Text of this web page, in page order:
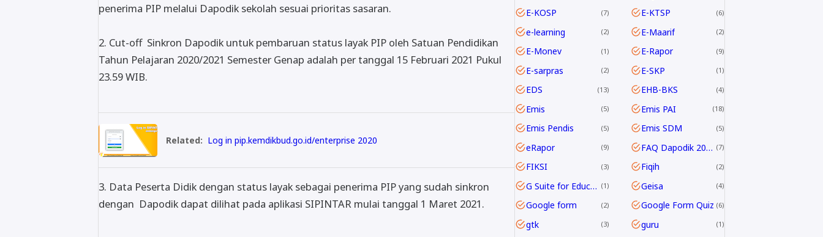
penerima PIP melalui Dapodik sekolah sesuai prioritas sasaran.
2. Cut-off Sinkron Dapodik untuk pembaruan status layak PIP oleh Satuan Pendidikan
Tahun Pelajaran 2020/2021 Semester Genap adalah per tanggal 15 Februari 2021 Pukul
23.59 WIB.
Related: Log in pip.kemdikbud.go.id/enterprise 2020
3. Data Peserta Didik dengan status layak sebagai penerima PIP yang sudah sinkron
dengan Dapodik dapat dilihat pada aplikasi SIPINTAR mulai tanggal 1 Maret 2021.
E-KOSP 7 E-KTSP 6
e-learning 2 E-Maarif 2
E-Monev 1 E-Rapor 9
E-sarpras 2 E-SKP 1
EDS 13 EHB-BKS 4
Emis 5 Emis PAI 18
Emis Pendis 5 Emis SDM 5
eRapor 9 FAQ Dapodik 2019.c 7
FIKSI 3 Fiqih 2
G Suite for Education 1 Geisa 4
Google form 2 Google Form Quiz 6
gtk 3 guru 1